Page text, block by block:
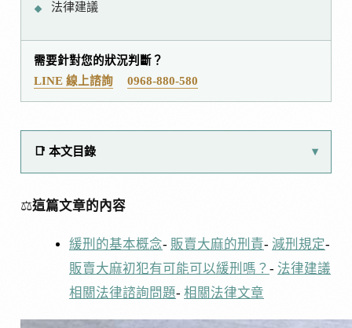
法律建議
需要針對您的狀況判斷？
LINE 線上諮詢
0968-880-580
📑 本文目錄
⚖️這篇文章的內容
緩刑的基本概念- 販賣大麻的刑責- 減刑規定-
販賣大麻初犯有可能可以緩刑嗎？ - 法律建議
相關法律諮詢問題- 相關法律文章